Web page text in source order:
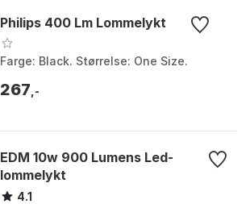
Philips 400 Lm Lommelykt
Farge: Black. Størrelse: One Size.
267 ,-
EDM 10w 900 Lumens Led-
lommelykt
4.1